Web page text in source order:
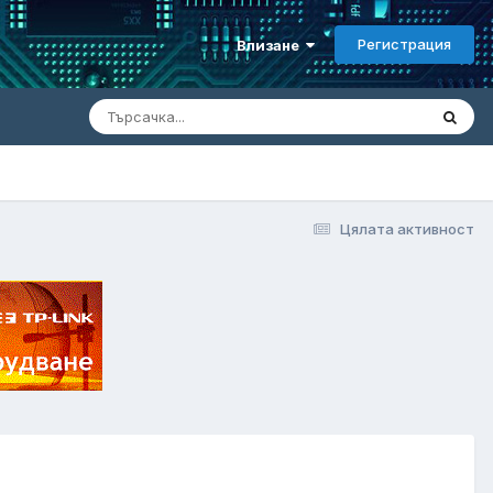
Влизане Регистрация
Цялата активност